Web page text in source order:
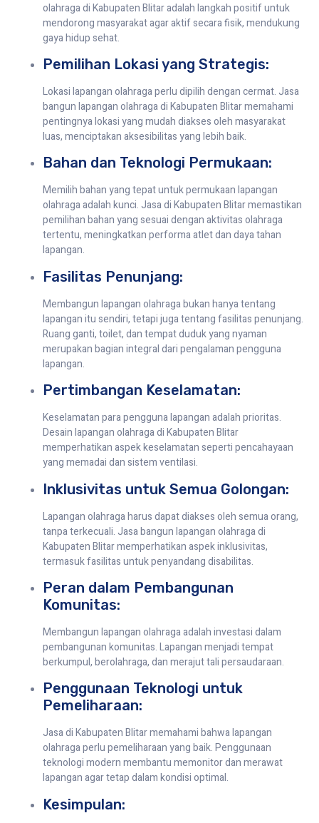
olahraga di Kabupaten Blitar adalah langkah positif untuk
mendorong masyarakat agar aktif secara fisik, mendukung
gaya hidup sehat.
Pemilihan Lokasi yang Strategis:
Lokasi lapangan olahraga perlu dipilih dengan cermat. Jasa
bangun lapangan olahraga di Kabupaten Blitar memahami
pentingnya lokasi yang mudah diakses oleh masyarakat
luas, menciptakan aksesibilitas yang lebih baik.
Bahan dan Teknologi Permukaan:
Memilih bahan yang tepat untuk permukaan lapangan
olahraga adalah kunci. Jasa di Kabupaten Blitar memastikan
pemilihan bahan yang sesuai dengan aktivitas olahraga
tertentu, meningkatkan performa atlet dan daya tahan
lapangan.
Fasilitas Penunjang:
Membangun lapangan olahraga bukan hanya tentang
lapangan itu sendiri, tetapi juga tentang fasilitas penunjang.
Ruang ganti, toilet, dan tempat duduk yang nyaman
merupakan bagian integral dari pengalaman pengguna
lapangan.
Pertimbangan Keselamatan:
Keselamatan para pengguna lapangan adalah prioritas.
Desain lapangan olahraga di Kabupaten Blitar
memperhatikan aspek keselamatan seperti pencahayaan
yang memadai dan sistem ventilasi.
Inklusivitas untuk Semua Golongan:
Lapangan olahraga harus dapat diakses oleh semua orang,
tanpa terkecuali. Jasa bangun lapangan olahraga di
Kabupaten Blitar memperhatikan aspek inklusivitas,
termasuk fasilitas untuk penyandang disabilitas.
Peran dalam Pembangunan
Komunitas:
Membangun lapangan olahraga adalah investasi dalam
pembangunan komunitas. Lapangan menjadi tempat
berkumpul, berolahraga, dan merajut tali persaudaraan.
Penggunaan Teknologi untuk
Pemeliharaan:
Jasa di Kabupaten Blitar memahami bahwa lapangan
olahraga perlu pemeliharaan yang baik. Penggunaan
teknologi modern membantu memonitor dan merawat
lapangan agar tetap dalam kondisi optimal.
Kesimpulan: